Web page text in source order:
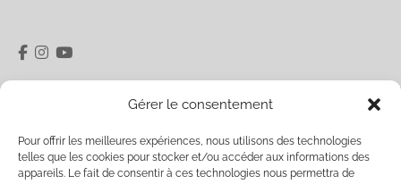
Gérer le consentement
Pour offrir les meilleures expériences, nous utilisons des technologies
telles que les cookies pour stocker et/ou accéder aux informations des
appareils. Le fait de consentir à ces technologies nous permettra de
5 rue du Pâty 28400 Nogent-le-Rotrou
Ouverture Vendredi / Samedi 15h00-18h00 et sur
rendez-vouslabelfriche.contact@gmail.com